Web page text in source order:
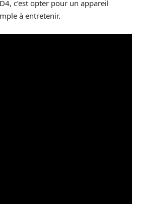
c’est opter pour un appareil
à entretenir.